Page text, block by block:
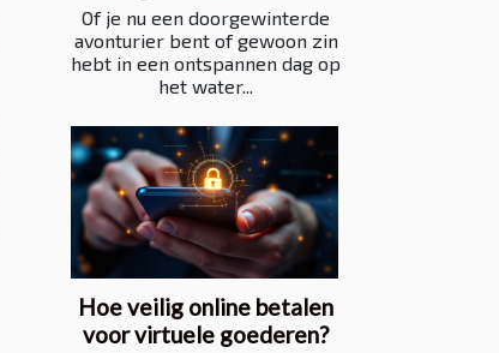
Of je nu een doorgewinterde
avonturier bent of gewoon zin
hebt in een ontspannen dag op
het water...
Hoe veilig online betalen
voor virtuele goederen?